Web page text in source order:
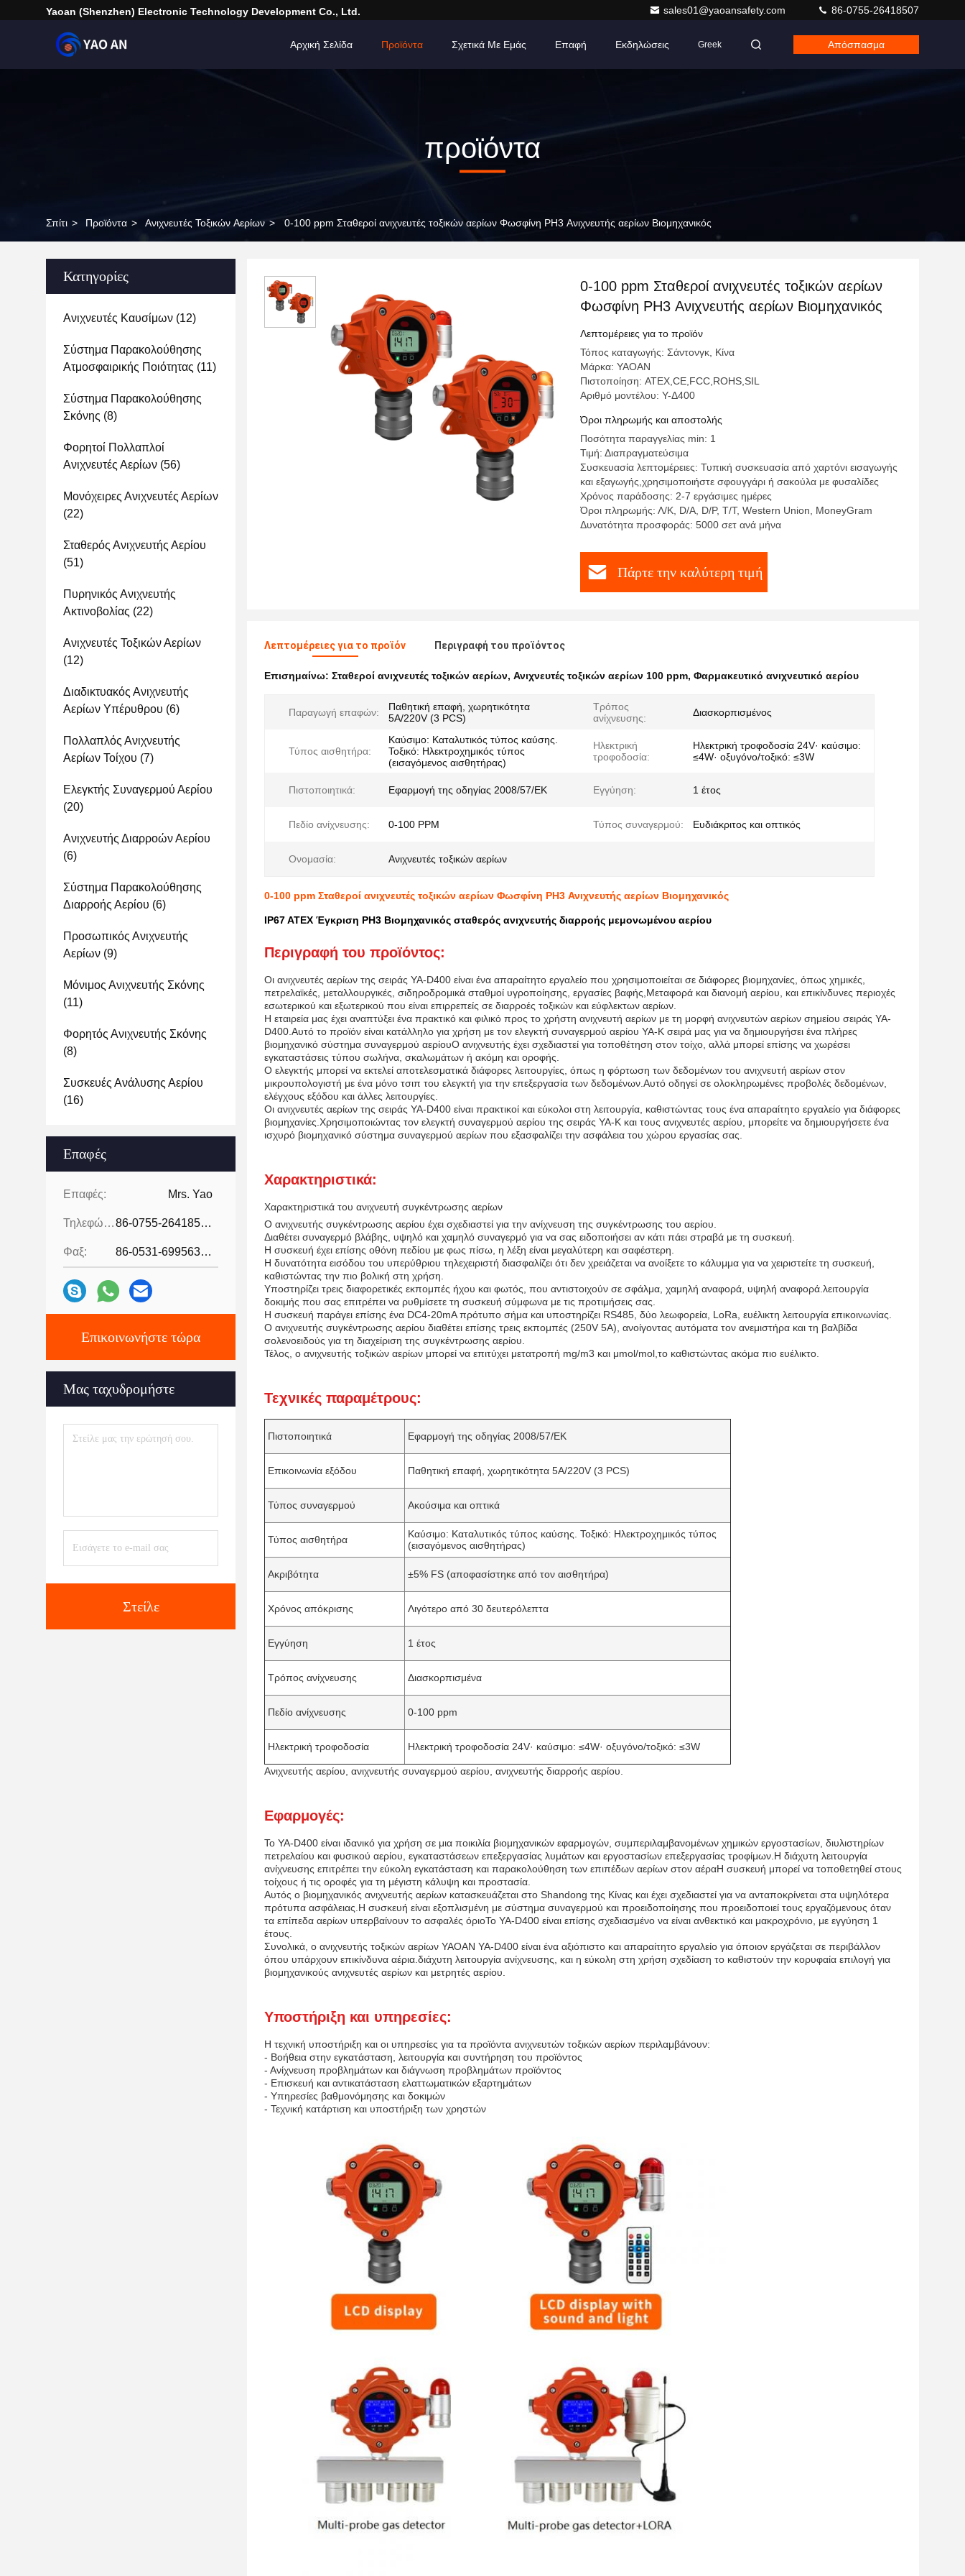
Yaoan (Shenzhen) Electronic Technology Development Co., Ltd. sales01@yaoansafety.com 86-0755-26418507
Αρχική Σελίδα Προϊόντα Σχετικά Με Εμάς Επαφή Εκδηλώσεις Greek Απόσπασμα
προϊόντα
Σπίτι > Προϊόντα > Ανιχνευτές Τοξικών Αερίων > 0-100 ppm Σταθεροί ανιχνευτές τοξικών αερίων Φωσφίνη PH3 Ανιχνευτής αερίων Βιομηχανικός
Κατηγορίες
Ανιχνευτές Καυσίμων (12)
Σύστημα Παρακολούθησης
Ατμοσφαιρικής Ποιότητας (11)
Σύστημα Παρακολούθησης
Σκόνης (8)
Φορητοί Πολλαπλοί
Ανιχνευτές Αερίων (56)
Μονόχειρες Ανιχνευτές Αερίων
(22)
Σταθερός Ανιχνευτής Αερίου
(51)
Πυρηνικός Ανιχνευτής
Ακτινοβολίας (22)
Ανιχνευτές Τοξικών Αερίων
(12)
Διαδικτυακός Ανιχνευτής
Αερίων Υπέρυθρου (6)
Πολλαπλός Ανιχνευτής
Αερίων Τοίχου (7)
Ελεγκτής Συναγερμού Αερίου
(20)
Ανιχνευτής Διαρροών Αερίου
(6)
Σύστημα Παρακολούθησης
Διαρροής Αερίου (6)
Προσωπικός Ανιχνευτής
Αερίων (9)
Μόνιμος Ανιχνευτής Σκόνης
(11)
Φορητός Ανιχνευτής Σκόνης
(8)
Συσκευές Ανάλυσης Αερίου
(16)
Επαφές
Επαφές: Mrs. Yao
Τηλεφώνημα: 86-0755-26418507
Φαξ: 86-0531-69956329
Επικοινωνήστε τώρα
Μας ταχυδρομήστε
Στείλε
0-100 ppm Σταθεροί ανιχνευτές τοξικών αερίων
Φωσφίνη PH3 Ανιχνευτής αερίων Βιομηχανικός
Λεπτομέρειες για το προϊόν
Τόπος καταγωγής: Σάντονγκ, Κίνα
Μάρκα: YAOAN
Πιστοποίηση: ATEX,CE,FCC,ROHS,SIL
Αριθμό μοντέλου: Υ-Δ400
Όροι πληρωμής και αποστολής
Ποσότητα παραγγελίας min: 1
Τιμή: Διαπραγματεύσιμα
Συσκευασία λεπτομέρειες: Τυπική συσκευασία από χαρτόνι εισαγωγής
και εξαγωγής,χρησιμοποιήστε σφουγγάρι ή σακούλα με φυσαλίδες
Χρόνος παράδοσης: 2-7 εργάσιμες ημέρες
Όροι πληρωμής: Λ/Κ, D/A, D/P, T/T, Western Union, MoneyGram
Δυνατότητα προσφοράς: 5000 σετ ανά μήνα
Πάρτε την καλύτερη τιμή
Λεπτομέρειες για το προϊόν Περιγραφή του προϊόντος
Επισημαίνω: Σταθεροί ανιχνευτές τοξικών αερίων, Ανιχνευτές τοξικών αερίων 100 ppm, Φαρμακευτικό ανιχνευτικό αερίου
Παραγωγή επαφών:
Παθητική επαφή, χωρητικότητα
5A/220V (3 PCS)
Τρόπος
ανίχνευσης:
Διασκορπισμένος
Τύπος αισθητήρα:
Καύσιμο: Καταλυτικός τύπος καύσης.
Τοξικό: Ηλεκτροχημικός τύπος
(εισαγόμενος αισθητήρας)
Ηλεκτρική
τροφοδοσία:
Ηλεκτρική τροφοδοσία 24V· καύσιμο:
≤4W· οξυγόνο/τοξικό: ≤3W
Πιστοποιητικά: Εφαρμογή της οδηγίας 2008/57/ΕΚ Εγγύηση: 1 έτος
Πεδίο ανίχνευσης: 0-100 PPM Τύπος συναγερμού: Ευδιάκριτος και οπτικός
Ονομασία: Ανιχνευτές τοξικών αερίων
0-100 ppm Σταθεροί ανιχνευτές τοξικών αερίων Φωσφίνη PH3 Ανιχνευτής αερίων Βιομηχανικός
IP67 ATEX Έγκριση PH3 Βιομηχανικός σταθερός ανιχνευτής διαρροής μεμονωμένου αερίου
Περιγραφή του προϊόντος:
Οι ανιχνευτές αερίων της σειράς YA-D400 είναι ένα απαραίτητο εργαλείο που χρησιμοποιείται σε διάφορες βιομηχανίες, όπως χημικές,
πετρελαϊκές, μεταλλουργικές, σιδηροδρομικά σταθμοί υγροποίησης, εργασίες βαφής,Μεταφορά και διανομή αερίου, και επικίνδυνες περιοχές
εσωτερικού και εξωτερικού που είναι επιρρεπείς σε διαρροές τοξικών και εύφλεκτων αερίων.
Η εταιρεία μας έχει αναπτύξει ένα πρακτικό και φιλικό προς το χρήστη ανιχνευτή αερίων με τη μορφή ανιχνευτών αερίων σημείου σειράς YA-
D400.Αυτό το προϊόν είναι κατάλληλο για χρήση με τον ελεγκτή συναγερμού αερίου YA-K σειρά μας για να δημιουργήσει ένα πλήρες
βιομηχανικό σύστημα συναγερμού αερίουΟ ανιχνευτής έχει σχεδιαστεί για τοποθέτηση στον τοίχο, αλλά μπορεί επίσης να χωρέσει
εγκαταστάσεις τύπου σωλήνα, σκαλωμάτων ή ακόμη και οροφής.
Ο ελεγκτής μπορεί να εκτελεί αποτελεσματικά διάφορες λειτουργίες, όπως η φόρτωση των δεδομένων του ανιχνευτή αερίων στον
μικρουπολογιστή με ένα μόνο τσιπ του ελεγκτή για την επεξεργασία των δεδομένων.Αυτό οδηγεί σε ολοκληρωμένες προβολές δεδομένων,
ελέγχους εξόδου και άλλες λειτουργίες.
Οι ανιχνευτές αερίων της σειράς YA-D400 είναι πρακτικοί και εύκολοι στη λειτουργία, καθιστώντας τους ένα απαραίτητο εργαλείο για διάφορες
βιομηχανίες.Χρησιμοποιώντας τον ελεγκτή συναγερμού αερίου της σειράς YA-K και τους ανιχνευτές αερίου, μπορείτε να δημιουργήσετε ένα
ισχυρό βιομηχανικό σύστημα συναγερμού αερίων που εξασφαλίζει την ασφάλεια του χώρου εργασίας σας.
Χαρακτηριστικά:
Χαρακτηριστικά του ανιχνευτή συγκέντρωσης αερίων
Ο ανιχνευτής συγκέντρωσης αερίου έχει σχεδιαστεί για την ανίχνευση της συγκέντρωσης του αερίου.
Διαθέτει συναγερμό βλάβης, υψηλό και χαμηλό συναγερμό για να σας ειδοποιήσει αν κάτι πάει στραβά με τη συσκευή.
Η συσκευή έχει επίσης οθόνη πεδίου με φως πίσω, η λέξη είναι μεγαλύτερη και σαφέστερη.
Η δυνατότητα εισόδου του υπερύθριου τηλεχειριστή διασφαλίζει ότι δεν χρειάζεται να ανοίξετε το κάλυμμα για να χειριστείτε τη συσκευή,
καθιστώντας την πιο βολική στη χρήση.
Υποστηρίζει τρεις διαφορετικές εκπομπές ήχου και φωτός, που αντιστοιχούν σε σφάλμα, χαμηλή αναφορά, υψηλή αναφορά.λειτουργία
δοκιμής που σας επιτρέπει να ρυθμίσετε τη συσκευή σύμφωνα με τις προτιμήσεις σας.
Η συσκευή παράγει επίσης ένα DC4-20mA πρότυπο σήμα και υποστηρίζει RS485, δύο λεωφορεία, LoRa, ευέλικτη λειτουργία επικοινωνίας.
Ο ανιχνευτής συγκέντρωσης αερίου διαθέτει επίσης τρεις εκπομπές (250V 5A), ανοίγοντας αυτόματα τον ανεμιστήρα και τη βαλβίδα
σολενοειδούς για τη διαχείριση της συγκέντρωσης αερίου.
Τέλος, ο ανιχνευτής τοξικών αερίων μπορεί να επιτύχει μετατροπή mg/m3 και μmol/mol,το καθιστώντας ακόμα πιο ευέλικτο.
Τεχνικές παραμέτρους:
Πιστοποιητικά Εφαρμογή της οδηγίας 2008/57/ΕΚ
Επικοινωνία εξόδου Παθητική επαφή, χωρητικότητα 5A/220V (3 PCS)
Τύπος συναγερμού Ακούσιμα και οπτικά
Τύπος αισθητήρα
Καύσιμο: Καταλυτικός τύπος καύσης. Τοξικό: Ηλεκτροχημικός τύπος
(εισαγόμενος αισθητήρας)
Ακριβότητα ±5% FS (αποφασίστηκε από τον αισθητήρα)
Χρόνος απόκρισης Λιγότερο από 30 δευτερόλεπτα
Εγγύηση 1 έτος
Τρόπος ανίχνευσης Διασκορπισμένα
Πεδίο ανίχνευσης 0-100 ppm
Ηλεκτρική τροφοδοσία Ηλεκτρική τροφοδοσία 24V· καύσιμο: ≤4W· οξυγόνο/τοξικό: ≤3W
Ανιχνευτής αερίου, ανιχνευτής συναγερμού αερίου, ανιχνευτής διαρροής αερίου.
Εφαρμογές:
Το YA-D400 είναι ιδανικό για χρήση σε μια ποικιλία βιομηχανικών εφαρμογών, συμπεριλαμβανομένων χημικών εργοστασίων, διυλιστηρίων
πετρελαίου και φυσικού αερίου, εγκαταστάσεων επεξεργασίας λυμάτων και εργοστασίων επεξεργασίας τροφίμων.Η διάχυτη λειτουργία
ανίχνευσης επιτρέπει την εύκολη εγκατάσταση και παρακολούθηση των επιπέδων αερίων στον αέραΗ συσκευή μπορεί να τοποθετηθεί στους
τοίχους ή τις οροφές για τη μέγιστη κάλυψη και προστασία.
Αυτός ο βιομηχανικός ανιχνευτής αερίων κατασκευάζεται στο Shandong της Κίνας και έχει σχεδιαστεί για να ανταποκρίνεται στα υψηλότερα
πρότυπα ασφάλειας.Η συσκευή είναι εξοπλισμένη με σύστημα συναγερμού και προειδοποίησης που προειδοποιεί τους εργαζόμενους όταν
τα επίπεδα αερίων υπερβαίνουν το ασφαλές όριοΤο YA-D400 είναι επίσης σχεδιασμένο να είναι ανθεκτικό και μακροχρόνιο, με εγγύηση 1
έτους.
Συνολικά, ο ανιχνευτής τοξικών αερίων YAOAN YA-D400 είναι ένα αξιόπιστο και απαραίτητο εργαλείο για όποιον εργάζεται σε περιβάλλον
όπου υπάρχουν επικίνδυνα αέρια.διάχυτη λειτουργία ανίχνευσης, και η εύκολη στη χρήση σχεδίαση το καθιστούν την κορυφαία επιλογή για
βιομηχανικούς ανιχνευτές αερίων και μετρητές αερίου.
Υποστήριξη και υπηρεσίες:
Η τεχνική υποστήριξη και οι υπηρεσίες για τα προϊόντα ανιχνευτών τοξικών αερίων περιλαμβάνουν:
- Βοήθεια στην εγκατάσταση, λειτουργία και συντήρηση του προϊόντος
- Ανίχνευση προβλημάτων και διάγνωση προβλημάτων προϊόντος
- Επισκευή και αντικατάσταση ελαττωματικών εξαρτημάτων
- Υπηρεσίες βαθμονόμησης και δοκιμών
- Τεχνική κατάρτιση και υποστήριξη των χρηστών